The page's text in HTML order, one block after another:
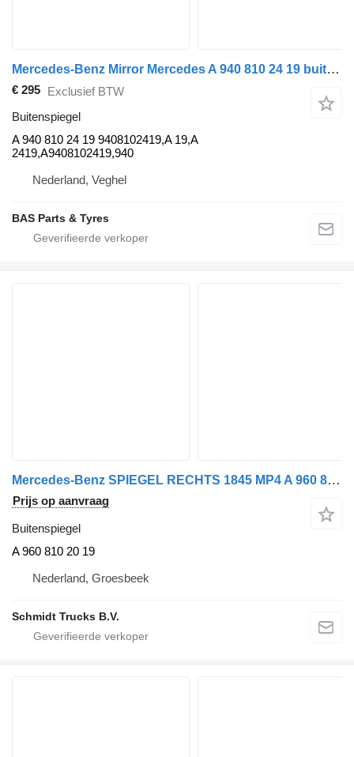
Mercedes-Benz Mirror Mercedes A 940 810 24 19 buitenspiegel voor vrachtwagen
€ 295 Exclusief BTW
Buitenspiegel
A 940 810 24 19 9408102419,A 19,A
2419,A9408102419,940
Nederland, Veghel
BAS Parts & Tyres
Mercedes-Benz SPIEGEL RECHTS 1845 MP4 A 960 810 20 19 buitenspiegel voor trekker
Prijs op aanvraag
Buitenspiegel
A 960 810 20 19
Nederland, Groesbeek
Schmidt Trucks B.V.